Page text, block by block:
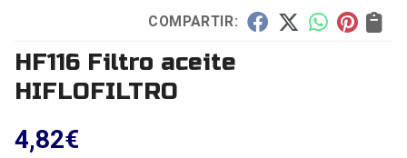
COMPARTIR:
HF116 Filtro aceite
HIFLOFILTRO
4,82€